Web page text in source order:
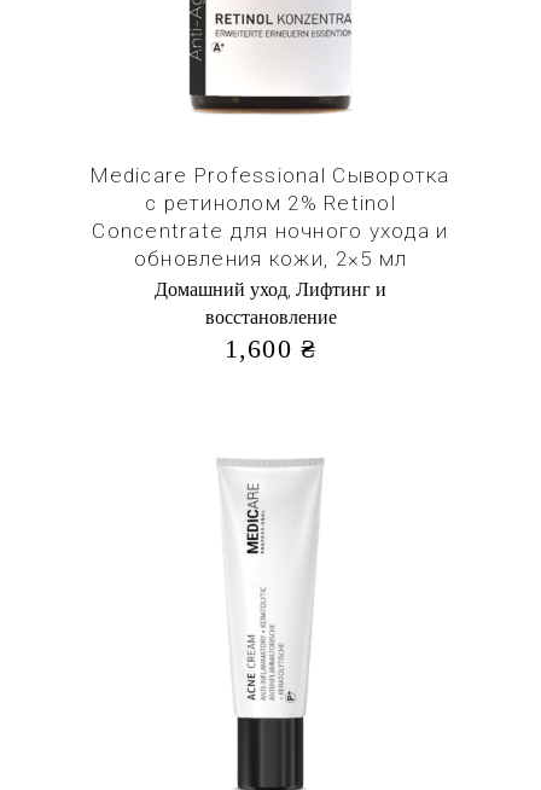
Medicare Professional Сыворотка
с ретинолом 2% Retinol
Concentrate для ночного ухода и
обновления кожи, 2×5 мл
Домашний уход, Лифтинг и
восстановление
1,600 ₴
Купить в 1 клик